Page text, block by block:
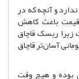
و آنچه که در
باعث کاهش
ریسک قاچاق
بسیار بالا است، در حالی که گازوئیل 300 تومانی آسان‌تر قاچاق
بوده و هیچ وقت